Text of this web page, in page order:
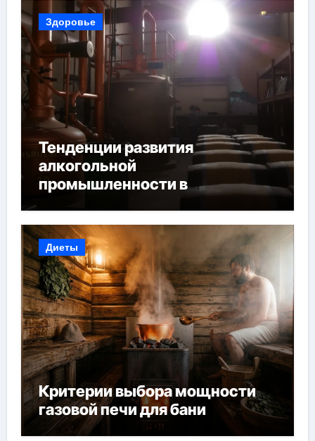
Здоровье
Тенденции развития
алкогольной
промышленности в
Диеты
Критерии выбора мощности
газовой печи для бани